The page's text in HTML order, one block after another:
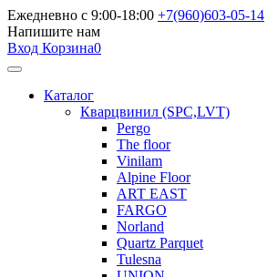
Ежедневно с 9:00-18:00 +7(960)603-05-14
Напишите нам
Вход Корзина0
Каталог
Кварцвинил (SPC,LVT)
Pergo
The floor
Vinilam
Alpine Floor
ART EAST
FARGO
Norland
Quartz Parquet
Tulesna